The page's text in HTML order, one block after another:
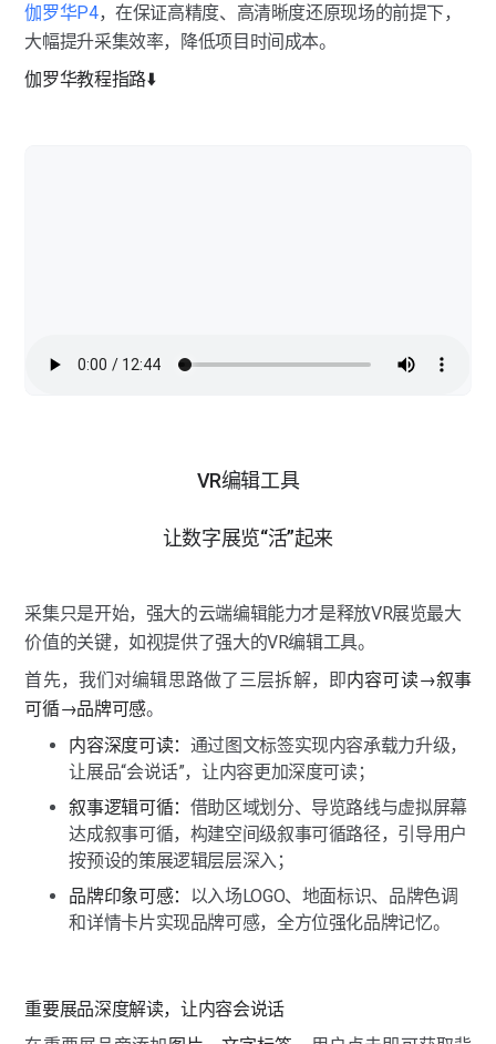
伽罗华P4，在保证高精度、高清晰度还原现场的前提下，
大幅提升采集效率，降低项目时间成本。
伽罗华教程指路⬇️
VR编辑工具
让数字展览“活”起来
采集只是开始，强大的云端编辑能力才是释放VR展览最大
价值的关键，如视提供了强大的VR编辑工具。
首先，我们对编辑思路做了三层拆解，即内容可读→叙事
可循→品牌可感。
内容深度可读： 通过图文标签实现内容承载力升级，
让展品“会说话”，让内容更加深度可读；
叙事逻辑可循： 借助区域划分、导览路线与虚拟屏幕
达成叙事可循，构建空间级叙事可循路径，引导用户
按预设的策展逻辑层层深入；
品牌印象可感： 以入场LOGO、地面标识、品牌色调
和详情卡片实现品牌可感，全方位强化品牌记忆。
重要展品深度解读，让内容会说话